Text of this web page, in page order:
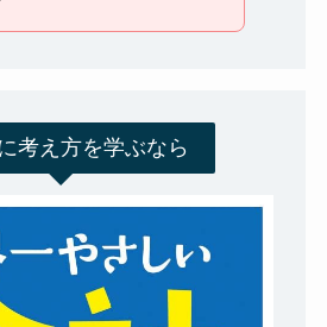
考え方を学ぶなら